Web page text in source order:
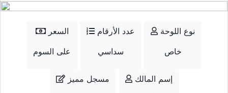
السعر
على السوم
عدد الأرقام
سداسي
نوع اللوحة
خاص
مسجل مميز
إسم المالك